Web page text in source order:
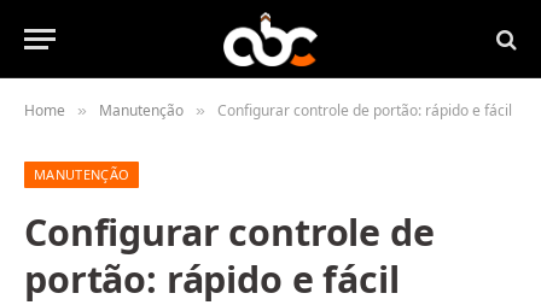
Home » Manutenção » Configurar controle de portão: rápido e fácil
MANUTENÇÃO
Configurar controle de
portão: rápido e fácil